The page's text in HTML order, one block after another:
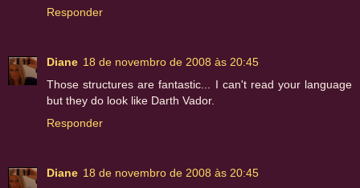
Responder
Diane 18 de novembro de 2008 às 20:45
Those structures are fantastic... I can't read your language
but they do look like Darth Vador.
Responder
Diane 18 de novembro de 2008 às 20:45